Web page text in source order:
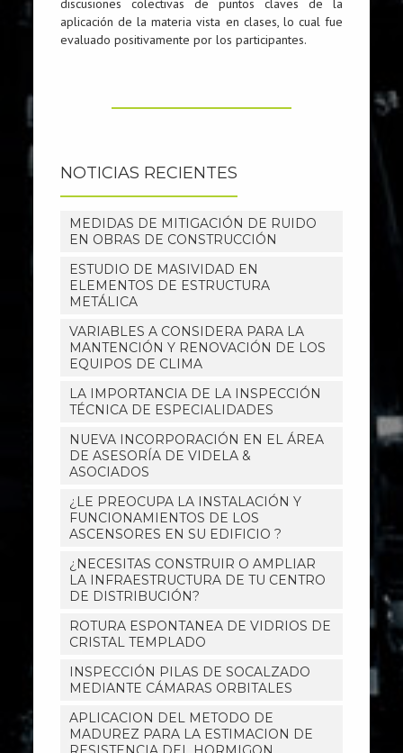
discusiones colectivas de puntos claves de la
aplicación de la materia vista en clases, lo cual fue
evaluado positivamente por los participantes.
NOTICIAS RECIENTES
MEDIDAS DE MITIGACIÓN DE RUIDO
EN OBRAS DE CONSTRUCCIÓN
ESTUDIO DE MASIVIDAD EN
ELEMENTOS DE ESTRUCTURA
METÁLICA
VARIABLES A CONSIDERA PARA LA
MANTENCIÓN Y RENOVACIÓN DE LOS
EQUIPOS DE CLIMA
LA IMPORTANCIA DE LA INSPECCIÓN
TÉCNICA DE ESPECIALIDADES
NUEVA INCORPORACIÓN EN EL ÁREA
DE ASESORÍA DE VIDELA &
ASOCIADOS
¿LE PREOCUPA LA INSTALACIÓN Y
FUNCIONAMIENTOS DE LOS
ASCENSORES EN SU EDIFICIO ?
¿NECESITAS CONSTRUIR O AMPLIAR
LA INFRAESTRUCTURA DE TU CENTRO
DE DISTRIBUCIÓN?
ROTURA ESPONTANEA DE VIDRIOS DE
CRISTAL TEMPLADO
INSPECCIÓN PILAS DE SOCALZADO
MEDIANTE CÁMARAS ORBITALES
APLICACION DEL METODO DE
MADUREZ PARA LA ESTIMACION DE